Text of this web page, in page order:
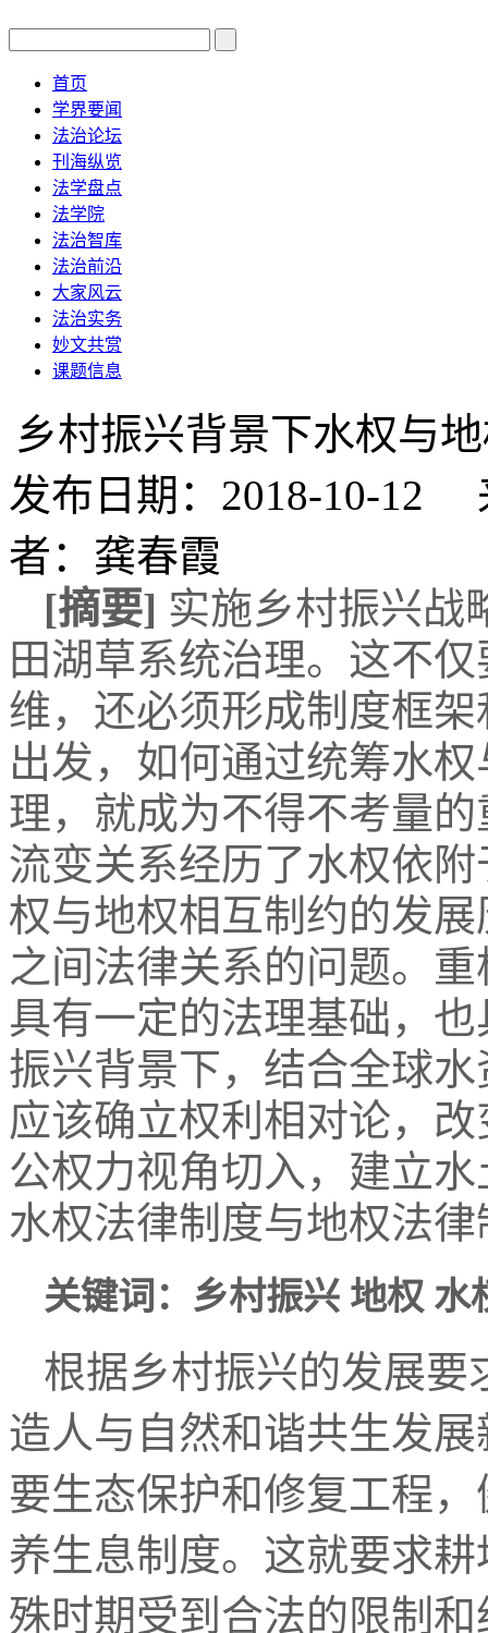
首页
学界要闻
法治论坛
刊海纵览
法学盘点
法学院
法治智库
法治前沿
大家风云
法治实务
妙文共赏
课题信息
乡村振兴背景下水权与
发布日期：2018-10-
者：龚春霞
[摘要] 实施乡村振兴战
田湖草系统治理。这不
维，还必须形成制度框
出发，如何通过统筹水
理，就成为不得不考量
流变关系经历了水权依
权与地权相互制约的发
之间法律关系的问题。
具有一定的法理基础，
振兴背景下，结合全球
应该确立权利相对论，
公权力视角切入，建立
水权法律制度与地权法律
关键词：乡村振兴 地权 水
根据乡村振兴的发展要
造人与自然和谐共生发
要生态保护和修复工程
养生息制度。这就要求
殊时期受到合法的限制